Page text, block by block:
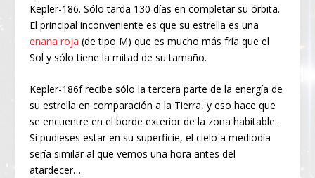
Kepler-186. Sólo tarda 130 días en completar su órbita.
El principal inconveniente es que su estrella es una
enana roja (de tipo M) que es mucho más fría que el
Sol y sólo tiene la mitad de su tamaño.
Kepler-186f recibe sólo la tercera parte de la energía de
su estrella en comparación a la Tierra, y eso hace que
se encuentre en el borde exterior de la zona habitable.
Si pudieses estar en su superficie, el cielo a mediodía
sería similar al que vemos una hora antes del
atardecer…